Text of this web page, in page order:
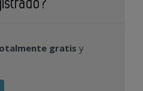
gratis y